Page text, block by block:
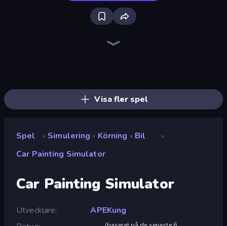
Visa fler spel
Spel » Simulering » Körning » Bil »
Car Painting Simulator
Car Painting Simulator
Utvecklare
APEKung